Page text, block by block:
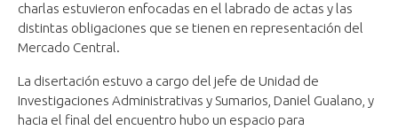
charlas estuvieron enfocadas en el labrado de actas y las
distintas obligaciones que se tienen en representación del
Mercado Central.
La disertación estuvo a cargo del jefe de Unidad de
Investigaciones Administrativas y Sumarios, Daniel Gualano, y
hacia el final del encuentro hubo un espacio para